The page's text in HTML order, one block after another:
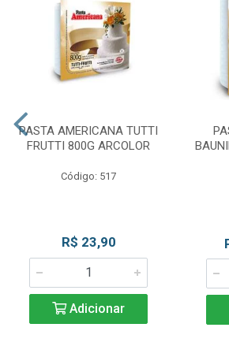
PASTA AMERICANA TUTTI
FRUTTI 800G ARCOLOR
Código: 517
R$ 23,90
Adicionar